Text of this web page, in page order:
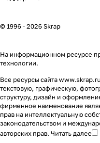
© 1996 - 2026 Skrap
На информационном ресурсе
технологии.
Все ресурсы сайта
текстовую, графическую,
структуру, дизайн и
фирменное наименование
прав на интеллектуальную
законодательством и
авторских прав. Читать далее